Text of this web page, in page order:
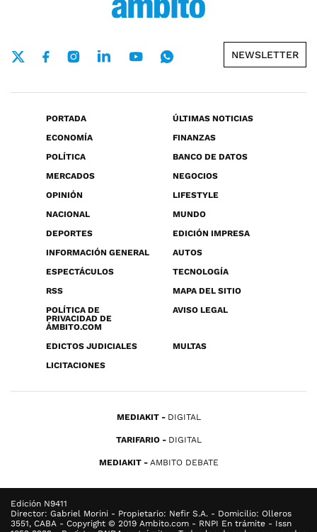
NEWSLETTER
PORTADA
ÚLTIMAS NOTICIAS
ECONOMÍA
FINANZAS
POLÍTICA
BANCO DE DATOS
MERCADOS
NEGOCIOS
OPINIÓN
LIFESTYLE
NACIONAL
MUNDO
DEPORTES
EDICIÓN IMPRESA
INFORMACIÓN GENERAL
AUTOS
ESPECTÁCULOS
TECNOLOGÍA
RSS
MAPA DEL SITIO
POLÍTICA DE
PRIVACIDAD DE
ÁMBITO.COM
AVISO LEGAL
EDICTOS JUDICIALES
MULTAS
LICITACIONES
MEDIAKIT DIGITAL
TARIFARIO DIGITAL
MEDIAKIT AMBITO DEBATE
Edición N9411
Director: Gabriel Morini - Propietario: Nefir S.A. - Domicilio: Olleros
3551, CABA - Copyright © 2019 Ambito.com - RNPI En trámite - Issn